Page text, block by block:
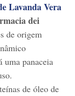
Lavanda Vera
dei
de origem
uma panaceia
de óleo de